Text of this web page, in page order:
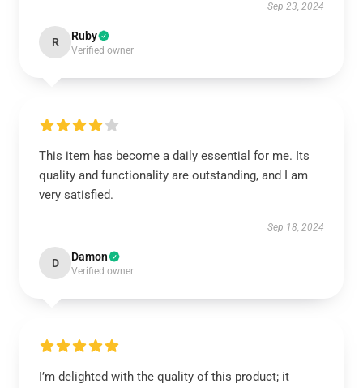
Sep 23, 2024
R Ruby
Verified owner
This item has become a daily essential for me. Its
quality and functionality are outstanding, and I am
very satisfied.
Sep 18, 2024
D Damon
Verified owner
I’m delighted with the quality of this product; it